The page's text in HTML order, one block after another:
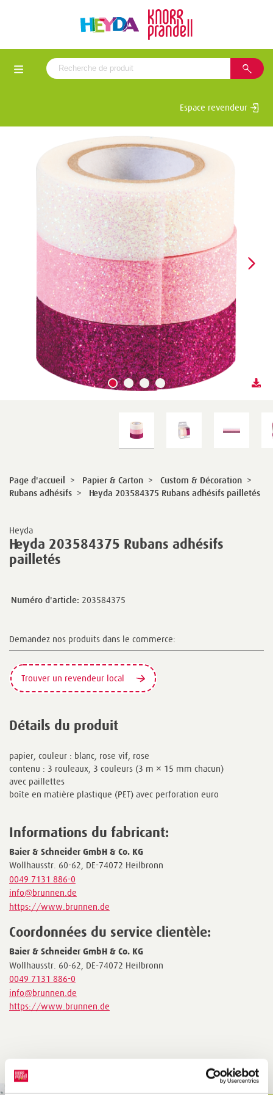
Espace revendeur
Heyda
Heyda 203584375 Rubans adhésifs
pailletés
Page d'accueil > Papier & Carton > Custom & Décoration >
Rubans adhésifs > Heyda 203584375 Rubans adhésifs pailletés
Numéro d'article: 203584375
Demandez nos produits dans le commerce:
Trouver un revendeur local
Détails du produit
papier, couleur : blanc, rose vif, rose
contenu : 3 rouleaux, 3 couleurs (3 m × 15 mm chacun)
avec paillettes
boîte en matière plastique (PET) avec perforation euro
Informations du fabricant:
Baier & Schneider GmbH & Co. KG
Wollhausstr. 60-62, DE-74072 Heilbronn
0049 7131 886-0
info@brunnen.de
https://www.brunnen.de
Coordonnées du service clientèle:
Baier & Schneider GmbH & Co. KG
Wollhausstr. 60-62, DE-74072 Heilbronn
0049 7131 886-0
info@brunnen.de
https://www.brunnen.de